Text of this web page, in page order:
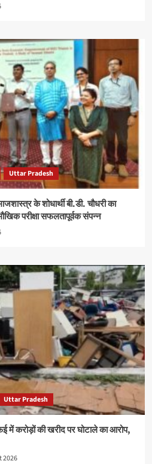
Uttar Pradesh
के शोधार्थी बी.डी. चौधरी का
परीक्षा सफलतापूर्वक संपन्न
Uttar Pradesh
करोड़ों की खरीद पर घोटाले का आरोप,
2026